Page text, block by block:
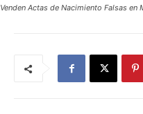
Venden Actas de Nacimiento Falsas en